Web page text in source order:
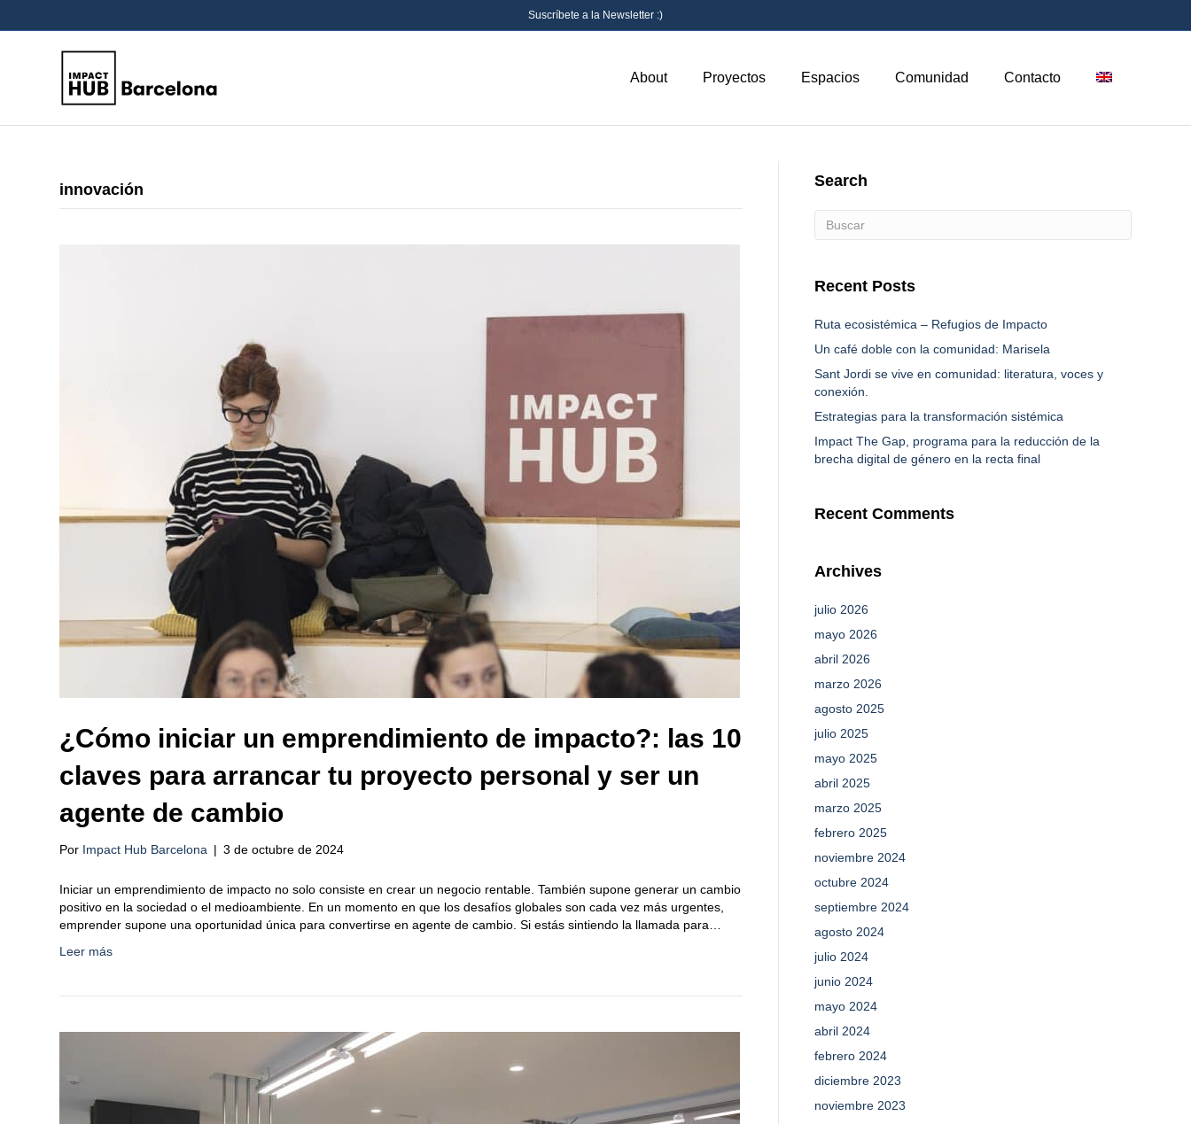
Suscríbete a la Newsletter :)
About Proyectos Espacios Comunidad Contacto
innovación
¿Cómo iniciar un emprendimiento de impacto?: las 10
claves para arrancar tu proyecto personal y ser un
agente de cambio
Por Impact Hub Barcelona | 3 de octubre de 2024
Iniciar un emprendimiento de impacto no solo consiste en crear un negocio rentable. También supone generar un cambio
positivo en la sociedad o el medioambiente. En un momento en que los desafíos globales son cada vez más urgentes,
emprender supone una oportunidad única para convertirse en agente de cambio. Si estás sintiendo la llamada para…
Leer más
Search
Recent Posts
Ruta ecosistémica – Refugios de Impacto
Un café doble con la comunidad: Marisela
Sant Jordi se vive en comunidad: literatura, voces y
conexión.
Estrategias para la transformación sistémica
Impact The Gap, programa para la reducción de la
brecha digital de género en la recta final
Recent Comments
Archives
julio 2026
mayo 2026
abril 2026
marzo 2026
agosto 2025
julio 2025
mayo 2025
abril 2025
marzo 2025
febrero 2025
noviembre 2024
octubre 2024
septiembre 2024
agosto 2024
julio 2024
junio 2024
mayo 2024
abril 2024
febrero 2024
diciembre 2023
noviembre 2023